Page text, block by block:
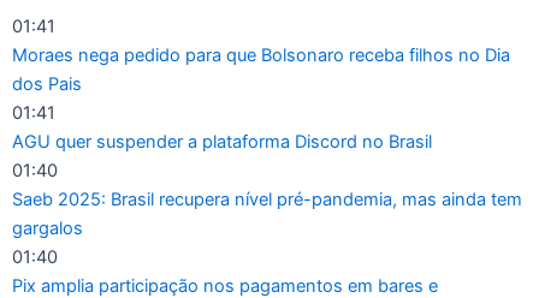
01:41
Moraes nega pedido para que Bolsonaro receba filhos no Dia
dos Pais
01:41
AGU quer suspender a plataforma Discord no Brasil
01:40
Saeb 2025: Brasil recupera nível pré-pandemia, mas ainda tem
gargalos
01:40
Pix amplia participação nos pagamentos em bares e